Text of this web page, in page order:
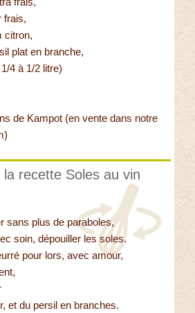
frais,
citron,
plat en branche,
4 à 1/2 litre)
de Kampot (en vente dans notre
recette Soles au vin
sans plus de paraboles,
soin, dépouiller les soles.
pour lors, avec amour,
et du persil en branches.